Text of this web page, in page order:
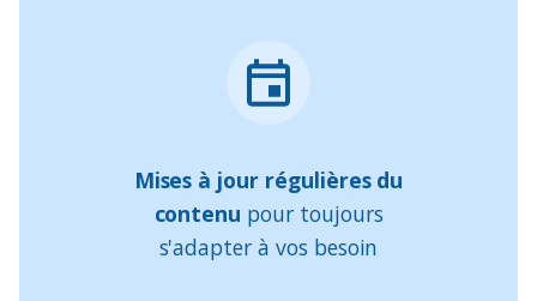
Mises à jour régulières du
contenu pour toujours
s'adapter à vos besoin